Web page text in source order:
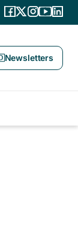
Newsletters